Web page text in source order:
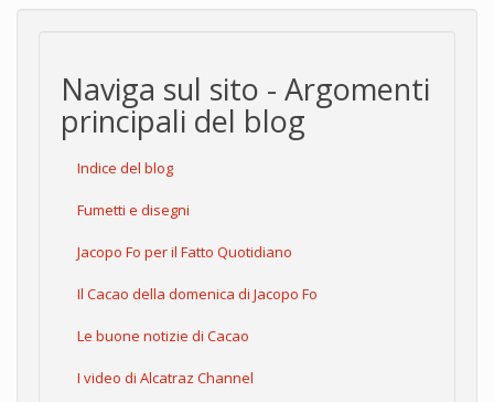
Naviga sul sito - Argomenti
principali del blog
Indice del blog
Fumetti e disegni
Jacopo Fo per il Fatto Quotidiano
Il Cacao della domenica di Jacopo Fo
Le buone notizie di Cacao
I video di Alcatraz Channel